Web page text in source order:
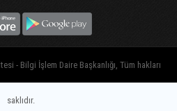
- Bilgi İşlem Daire Başkanlığı, Tüm hakları
saklıdır.